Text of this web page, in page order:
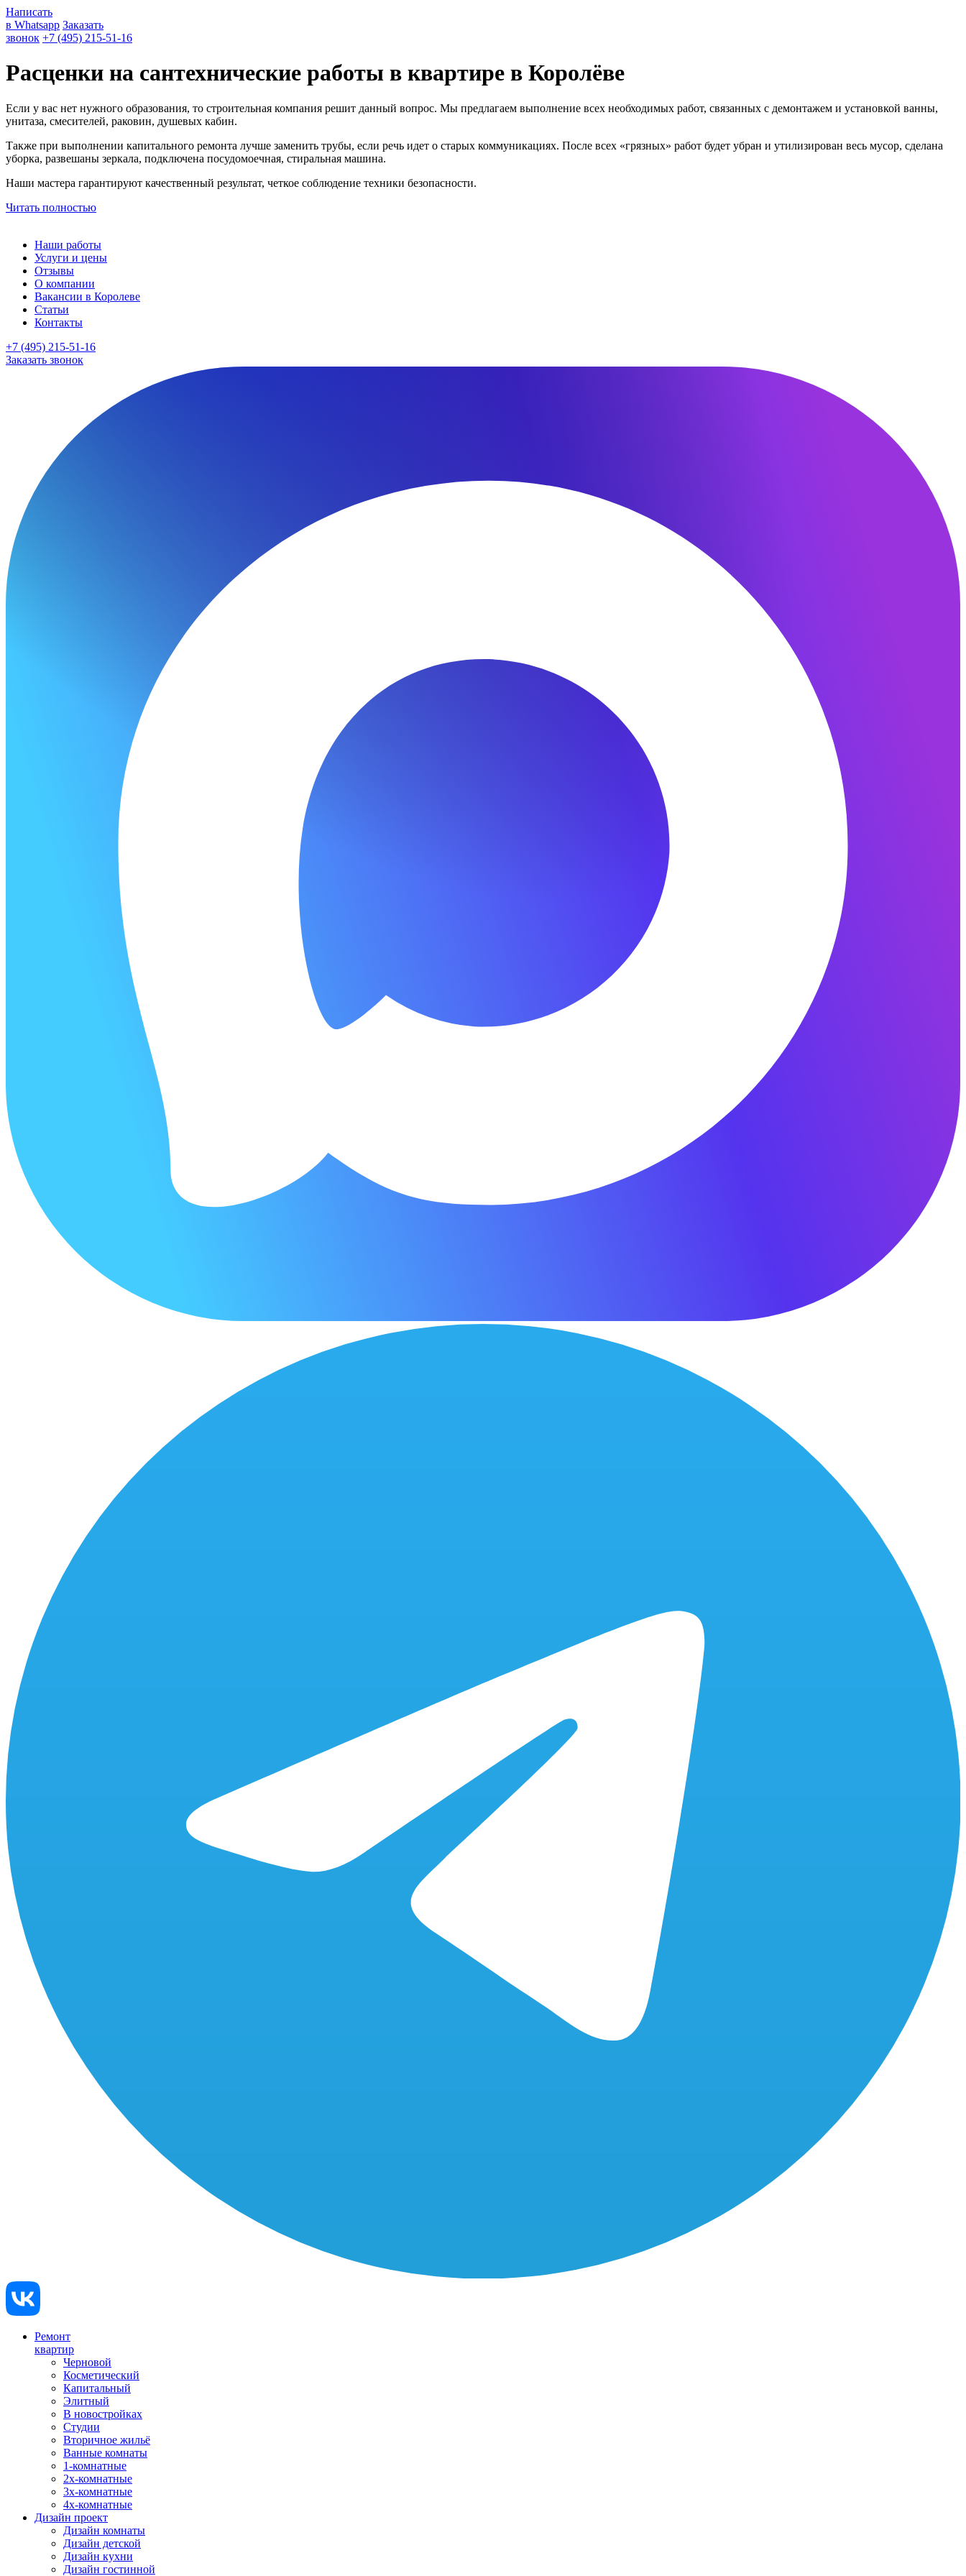
Написать
в Whatsapp Заказать
звонок +7 (495) 215-51-16
Расценки на сантехнические работы в квартире в Королёве
Если у вас нет нужного образования, то строительная компания решит данный вопрос. Мы предлагаем выполнение всех необходимых работ, связанных с демонтажем и установкой ванны,
унитаза, смесителей, раковин, душевых кабин.
Также при выполнении капитального ремонта лучше заменить трубы, если речь идет о старых коммуникациях. После всех «грязных» работ будет убран и утилизирован весь мусор, сделана
уборка, развешаны зеркала, подключена посудомоечная, стиральная машина.
Наши мастера гарантируют качественный результат, четкое соблюдение техники безопасности.
Читать полностью
Наши работы
Услуги и цены
Отзывы
О компании
Вакансии в Королеве
Статьи
Контакты
+7 (495) 215-51-16
Заказать звонок
Ремонт
квартир
Черновой
Косметический
Капитальный
Элитный
В новостройках
Студии
Вторичное жильё
Ванные комнаты
1-комнатные
2х-комнатные
3х-комнатные
4х-комнатные
Дизайн проект
Дизайн комнаты
Дизайн детской
Дизайн кухни
Дизайн гостинной